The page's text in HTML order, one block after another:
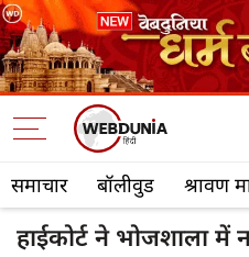
समाचार बॉलीवुड श्रावण
हाईकोर्ट ने भोजशाला में